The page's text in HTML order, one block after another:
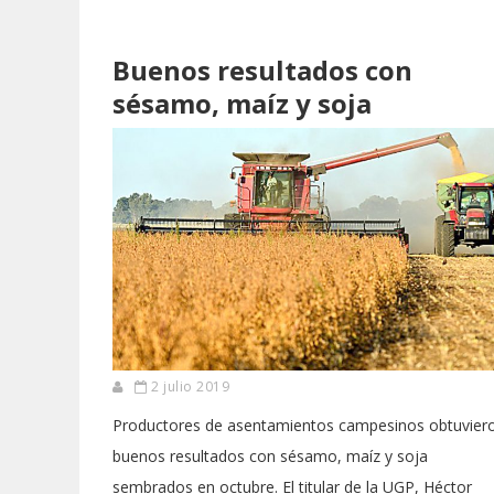
Buenos resultados con
sésamo, maíz y soja
2 julio 2019
Productores de asentamientos campesinos
buenos resultados con sésamo, maíz y soja
sembrados en octubre. El titular de la UGP, Héctor